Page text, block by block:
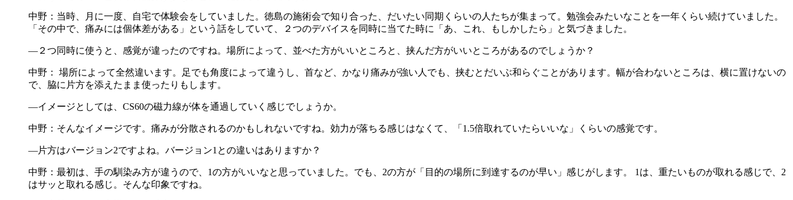
中野：当時、月に一度、自宅で体験会をしていました。徳島の施術会で知り合った、だいたい同期くらいの人たちが集まって。勉強会みたいなことを一年くらい続けていました。
「その中で、痛みには個体差がある」という話をしていて、２つのデバイスを同時に当てた時に「あ、これ、もしかしたら」と気づきました。
―２つ同時に使うと、感覚が違ったのですね。場所によって、並べた方がいいところと、挟んだ方がいいところがあるのでしょうか？
中野： 場所によって全然違います。足でも角度によって違うし、首など、かなり痛みが強い人でも、挟むとだいぶ和らぐことがあります。幅が合わないところは、横に置けないの
で、脇に片方を添えたまま使ったりもします。
―イメージとしては、CS60の磁力線が体を通過していく感じでしょうか。
中野：そんなイメージです。痛みが分散されるのかもしれないですね。効力が落ちる感じはなくて、「1.5倍取れていたらいいな」くらいの感覚です。
―片方はバージョン2ですよね。バージョン1との違いはありますか？
中野：最初は、手の馴染み方が違うので、1の方がいいなと思っていました。でも、2の方が「目的の場所に到達するのが早い」感じがします。 1は、重たいものが取れる感じで、2
はサッと取れる感じ。そんな印象ですね。